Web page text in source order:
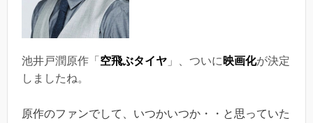
池井戸潤原作「 空飛ぶタイヤ 」、ついに 映画化が決定
しましたね。
原作のファンでして、いつかいつか・・と思っていた